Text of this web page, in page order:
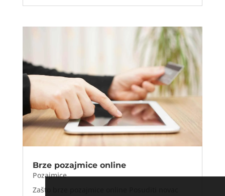
Brze pozajmice online
Pozajmice
Zašto brze pozajmice online Posuditi novac